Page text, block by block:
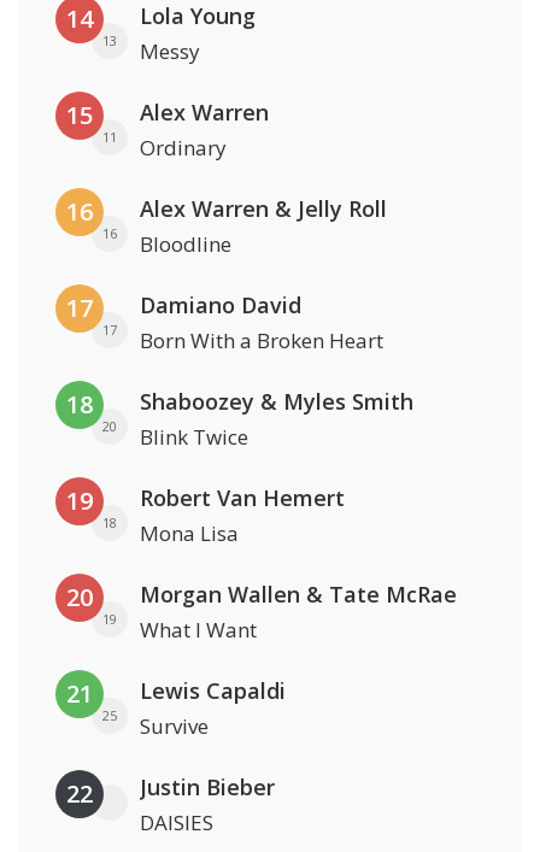
14
13
Lola Young
Messy
15
11
Alex Warren
Ordinary
16
16
Alex Warren & Jelly Roll
Bloodline
17
17
Damiano David
Born With a Broken Heart
18
20
Shaboozey & Myles Smith
Blink Twice
19
18
Robert Van Hemert
Mona Lisa
20
19
Morgan Wallen & Tate McRae
What I Want
21
25
Lewis Capaldi
Survive
22 Justin Bieber
DAISIES